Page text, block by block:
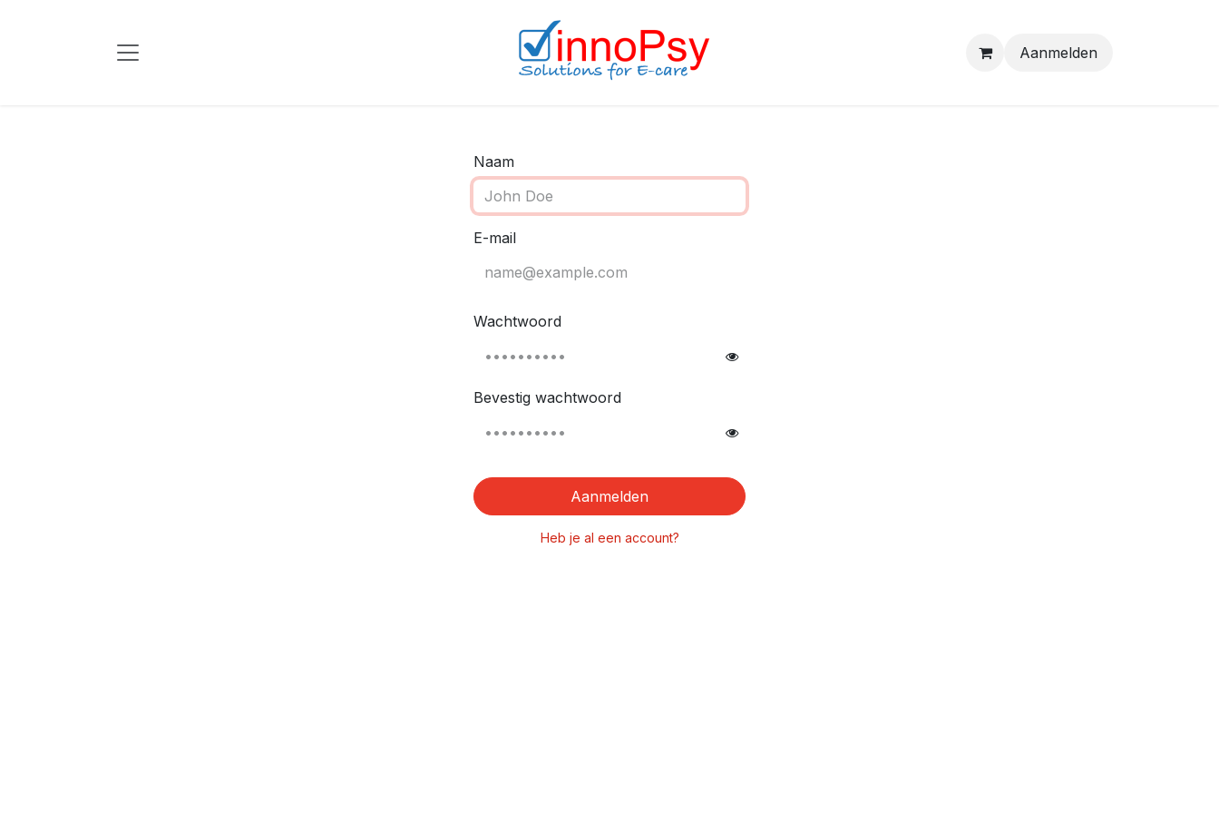
Aanmelden
Naam
E-mail
Wachtwoord
Bevestig wachtwoord
Aanmelden
Heb je al een account?